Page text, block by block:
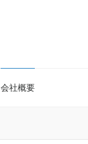
会社概要